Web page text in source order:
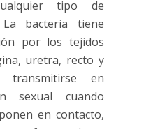
tipo de
La bacteria tiene
por los tejidos
uretra, recto y
en
sexual cuando
en contacto,